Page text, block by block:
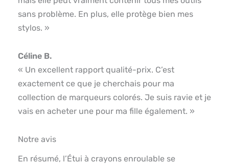
sans problème. En plus, elle protège bien mes
stylos. »
Céline B.
« Un excellent rapport qualité-prix. C’est
exactement ce que je cherchais pour ma
collection de marqueurs colorés. Je suis ravie et je
vais en acheter une pour ma fille également. »
Notre avis
En résumé, l’Étui à crayons enroulable se